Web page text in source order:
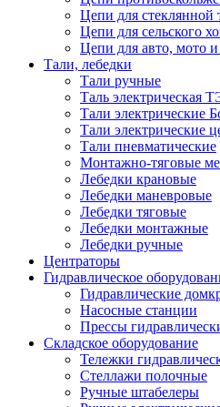
Цепи для стеклянной
Цепи для сельского
Цепи для авто, мото
Тали, лебедки
Тали ручные
Таль электрическая
Тали электрические
Тали электрические
Тали пневматические
Монтажно-тяговые
Лебедки крановые
Лебедки маневровые
Лебедки тяговые
Лебедки монтажные
Лебедки ручные
Центраторы
Гидравлическое
Гидравлические
Насосные станции
Прессы
Складское оборудование
Тележки
Cтеллажи полочные
Ручные штабелеры